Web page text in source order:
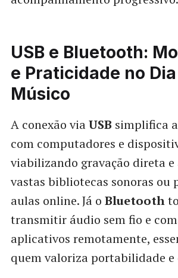
USB e Bluetooth:
e Praticidade no
Músico
A conexão viaUSB simplifica
com computadores e
viabilizando gravação direta e
vastas bibliotecas sonoras ou
aulas online. Já o Bluetooth
transmitir áudio sem fio e
aplicativos remotamente,
quem valoriza portabilidade e